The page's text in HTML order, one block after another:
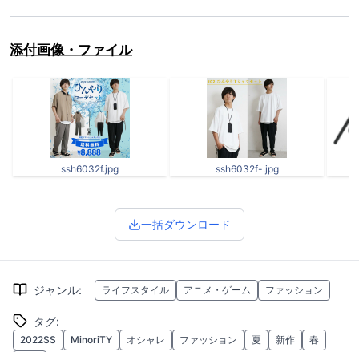
添付画像・ファイル
ssh6032f.jpg ssh6032f-.jpg
一括ダウンロード
ジャンル: ライフスタイル アニメ・ゲーム ファッション
タグ:
2022SS MinoriTY オシャレ ファッション 夏 新作
春